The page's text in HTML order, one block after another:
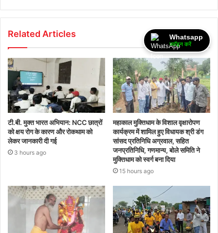
Related Articles
टी.बी. मुक्त भारत अभियान: NCC छात्रों
को क्षय रोग के कारण और रोकथाम को
लेकर जानकारी दी गई
3 hours ago
महाकाल मुक्तिधाम के विशाल वृक्षारोपण
कार्यक्रम में शामिल हुए विधायक श्री डंग
सांसद प्रतिनिधि अग्रवाल, सहित
जनप्रतिनिधि, गणमान्य, बोले समिति ने
मुक्तिधाम को स्वर्ग बना दिया
15 hours ago
Whatsapp
ज्वॉइन करें